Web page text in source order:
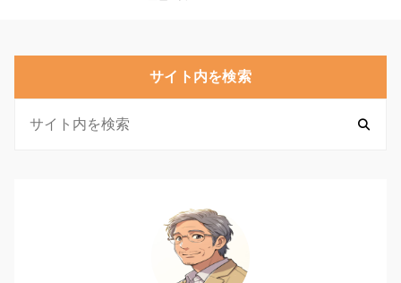
サイト内を検索